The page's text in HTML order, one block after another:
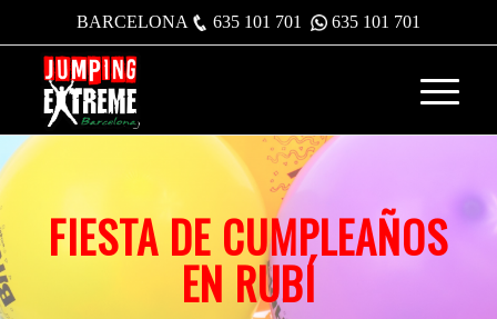
BARCELONA 635 101 701 635 101 701
FIESTA DE CUMPLEAÑOS
EN RUBÍ